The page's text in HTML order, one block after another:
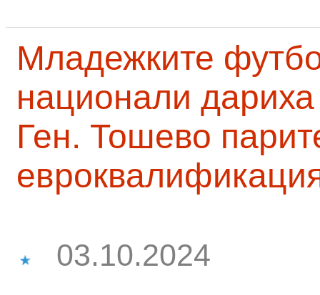
Младежките
национали
Ген. Тошево
03.10.2024